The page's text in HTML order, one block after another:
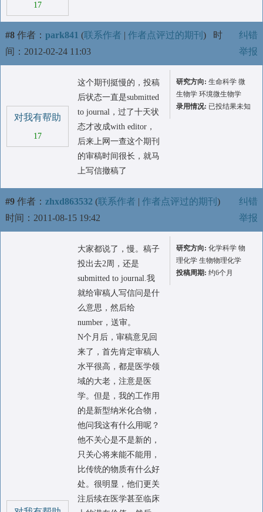
17
#8 作者： park841 (联系作者 | 作者点评过的期刊 ) 时
间：2012-02-24 11:03
纠错
举报
对我有帮助
17
这个期刊挺慢的，投稿
后状态一直是submitted
to journal，过了十天状
态才改成with editor，
后来上网一查这个期刊
的审稿时间很长，就马
上写信撤稿了
研究方向: 生命科学 微
生物学 环境微生物学
录用情况: 已投结果未知
#9 作者： zhxd863532 (联系作者 | 作者点评过的期刊 )
时间：2011-08-15 19:42
纠错
举报
大家都说了，慢。稿子
投出去2周，还是
submitted to journal.我
就给审稿人写信问是什
么意思，然后给
number，送审。
N个月后，审稿意见回
来了，首先肯定审稿人
水平很高，都是医学领
域的大老，注意是医
学。但是，我的工作用
的是新型纳米化合物，
他问我这有什么用呢？
他不关心是不是新的，
只关心将来能不能用，
比传统的物质有什么好
处。很明显，他们更关
注后续在医学甚至临床
研究方向: 化学科学 物
理化学 生物物理化学
投稿周期: 约6个月